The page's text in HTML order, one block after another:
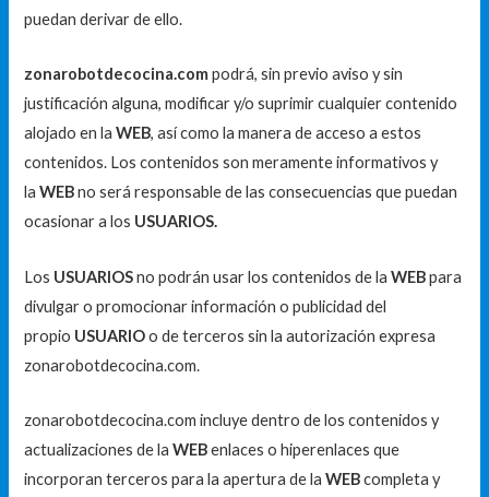
puedan derivar de ello.
zonarobotdecocina.compodrá, sin previo aviso y sin
justificación alguna, modificar y/o suprimir cualquier contenido
alojado en laWEB, así como la manera de acceso a estos
contenidos. Los contenidos son meramente informativos y
laWEBno será responsable de las consecuencias que puedan
ocasionar a los USUARIOS.
Los USUARIOSno podrán usar los contenidos de laWEBpara
divulgar o promocionar información o publicidad del
propio USUARIOo de terceros sin la autorización expresa
zonarobotdecocina.com.
zonarobotdecocina.com incluye dentro de los contenidos y
actualizaciones de laWEBenlaces o hiperenlaces que
incorporan terceros para la apertura de laWEBcompleta y